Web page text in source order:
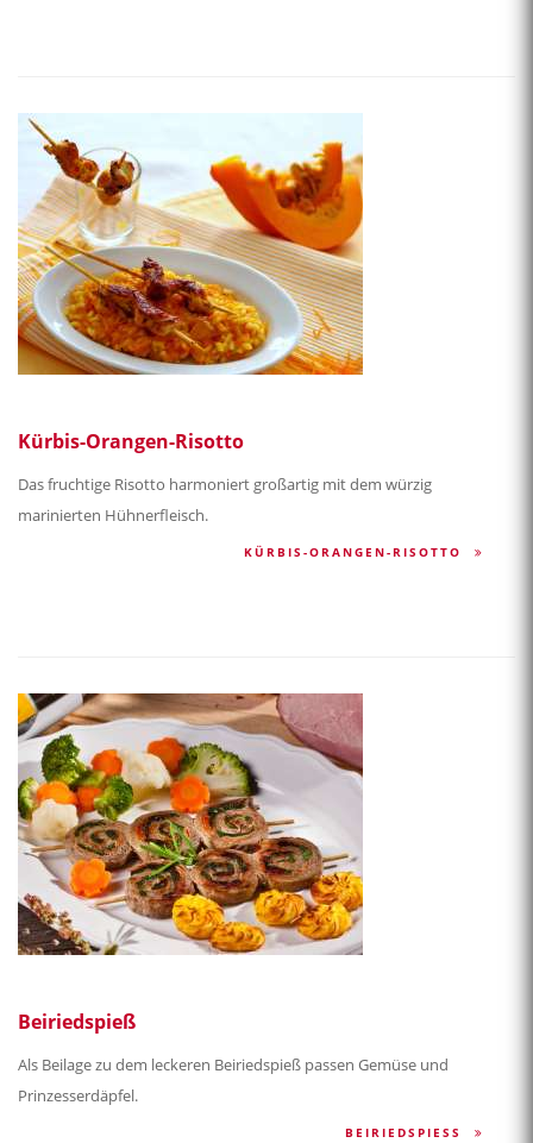
Kürbis-Orangen-Risotto
Das fruchtige Risotto harmoniert großartig mit dem würzig
marinierten Hühnerfleisch.
KÜRBIS-ORANGEN-RISOTTO
Beiriedspieß
Als Beilage zu dem leckeren Beiriedspieß passen Gemüse und
Prinzesserdäpfel.
BEIRIEDSPIESS